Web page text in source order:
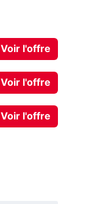
Voir l'offre
Voir l'offre
Voir l'offre